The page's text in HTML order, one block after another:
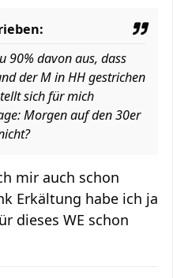
90% davon aus, dass
der M in HH gestrichen
sich für mich
Morgen auf den 30er
mir auch schon
Erkältung habe ich ja
dieses WE schon